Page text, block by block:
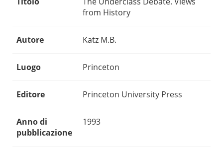
from History
Autore Katz M.B.
Luogo Princeton
Editore Princeton University Press
Anno di
pubblicazione
1993